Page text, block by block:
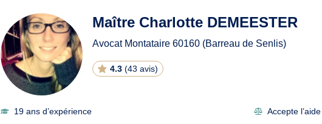
Maître Charlotte DEMEESTER
Avocat Montataire 60160 (Barreau de Senlis)
4.3 (43 avis)
19 ans d’expérience Accepte